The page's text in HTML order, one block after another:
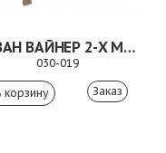
ДИВАН ВАЙНЕР 2-Х МЕСТНЫЙ КОРИЧНЕВЫЙ
030-019
Заказ